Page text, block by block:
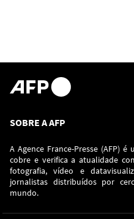
SOBRE A AFP
A Agence France-Presse (AFP)
cobre e verifica a atualidade
fotografia, vídeo e
jornalistas distribuídos por
mundo.